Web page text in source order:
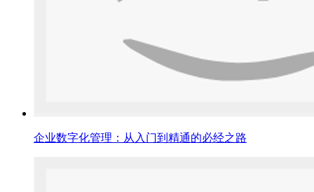
企业数字化管理：从入门到精通的必经之路